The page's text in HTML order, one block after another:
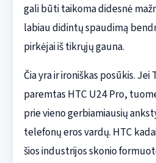
gali būti taikoma didesnė
labiau didintų spaudimą
pirkėjai iš tikrųjų gauna.
Čia yra ir ironiškas posūkis. Jei
paremtas HTC U24 Pro,
prie vieno gerbiamiausių
telefonų eros vardų. HTC
šios industrijos skonio